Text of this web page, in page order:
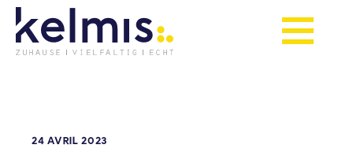
Afficher la
24 AVRIL 2023